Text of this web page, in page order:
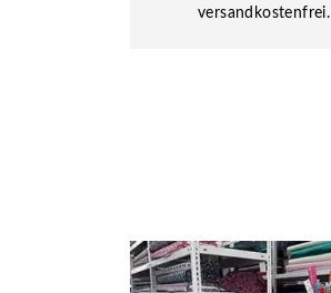
versandkostenfrei.